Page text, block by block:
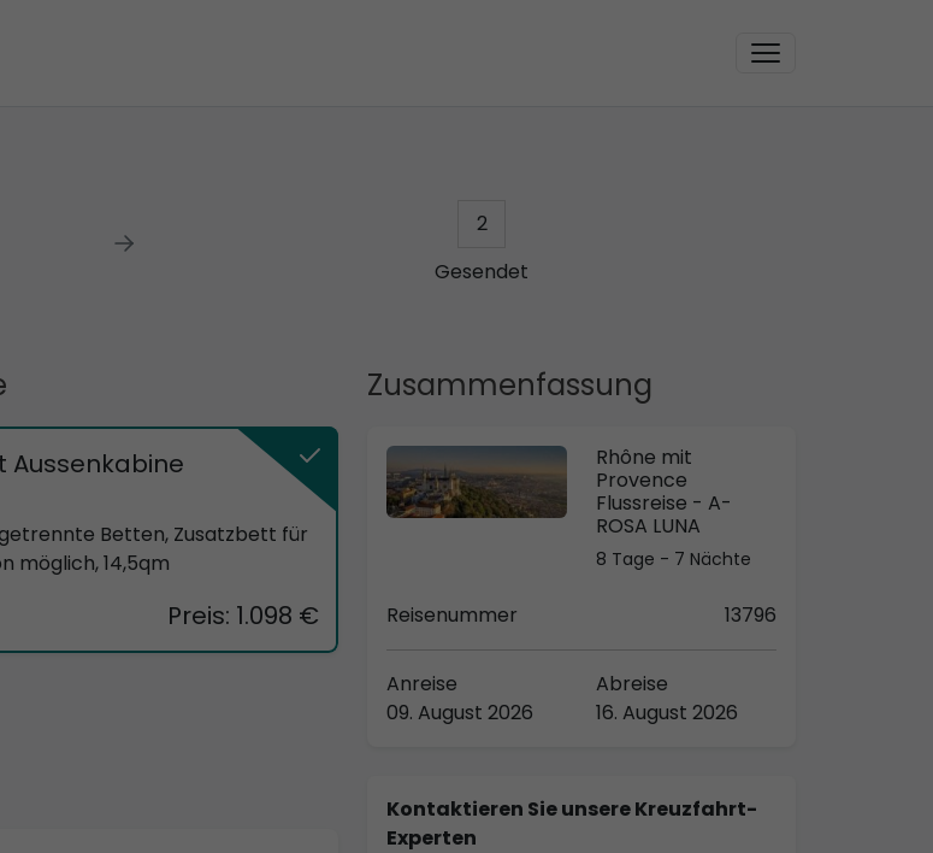
2
Gesendet
Zusammenfassung
Rhône mit
Provence
Flussreise - A-
ROSA LUNA
8 Tage - 7 Nächte
Reisenummer 13796
Anreise
09. August 2026
Abreise
16. August 2026
Kontaktieren Sie unsere Kreuzfahrt-
Experten
Aussenkabine
getrennte Betten, Zusatzbett für
möglich, 14,5qm
Preis: 1.098 €